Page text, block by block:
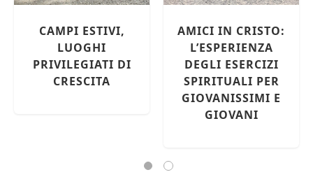
AL VIA I
PREPARATIVI PER
LA GMG DI SEOUL
2027: APERTA LA
RACCOLTA DELLE
CAMPI ESTIVI,
LUOGHI
PRIVILEGIATI DI
CRESCITA